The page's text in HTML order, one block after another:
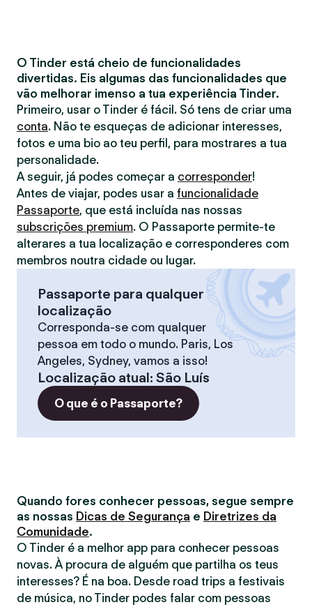
O Tinder está cheio de funcionalidades
divertidas. Eis algumas das funcionalidades que
vão melhorar imenso a tua experiência Tinder.
Primeiro, usar o Tinder é fácil. Só tens de criar uma
conta. Não te esqueças de adicionar interesses,
fotos e uma bio ao teu perfil, para mostrares a tua
personalidade.
A seguir, já podes começar a corresponder!
Antes de viajar, podes usar a funcionalidade
Passaporte, que está incluída nas nossas
subscrições premium. O Passaporte permite-te
alterares a tua localização e corresponderes com
membros noutra cidade ou lugar.
Passaporte para qualquer
localização
Corresponda-se com qualquer
pessoa em todo o mundo. Paris, Los
Angeles, Sydney, vamos a isso!
Localização atual: São Luís
O que é o Passaporte?
Quando fores conhecer pessoas, segue sempre
as nossas Dicas de Segurança e Diretrizes da
Comunidade.
O Tinder é a melhor app para conhecer pessoas
novas. À procura de alguém que partilha os teus
interesses? É na boa. Desde road trips a festivais
de música, no Tinder podes falar com pessoas